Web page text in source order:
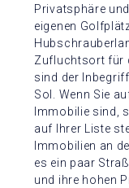
Privatsphäre
eigenen
Zufluchtsort für
sind der
Sol. Wenn Sie
Immobilie sind,
auf Ihrer Liste
Immobilien an
es ein paar
und ihre hohen